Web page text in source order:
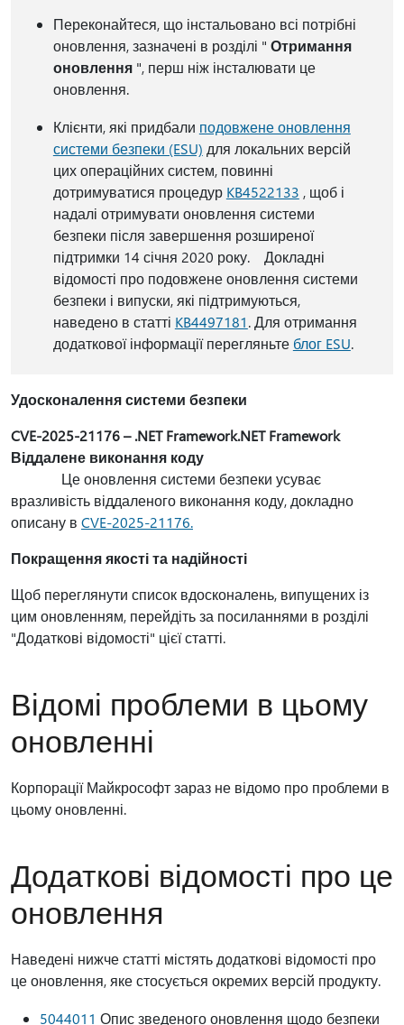
Переконайтеся, що інстальовано всі потрібні
оновлення, зазначені в розділі " Отримання
оновлення", перш ніж інсталювати це
оновлення.
Клієнти, які придбали подовжене оновлення
системи безпеки (ESU) для локальних версій
цих операційних систем, повинні
дотримуватися процедур KB4522133 , щоб і
надалі отримувати оновлення системи
безпеки після завершення розширеної
підтримки 14 січня 2020 року. Докладні
відомості про подовжене оновлення системи
безпеки і випуски, які підтримуються,
наведено в статті KB4497181. Для отримання
додаткової інформації перегляньте блог ESU.
Удосконалення системи безпеки
CVE-2025-21176 – .NET Framework.NET Framework
Віддалене виконання коду
Це оновлення системи безпеки усуває
вразливість віддаленого виконання коду, докладно
описану в CVE-2025-21176.
Покращення якості та надійності
Щоб переглянути список вдосконалень, випущених із
цим оновленням, перейдіть за посиланнями в розділі
"Додаткові відомості" цієї статті.
Відомі проблеми в цьому
оновленні
Корпорації Майкрософт зараз не відомо про проблеми в
цьому оновленні.
Додаткові відомості про це
оновлення
Наведені нижче статті містять додаткові відомості про
це оновлення, яке стосується окремих версій продукту.
5044011 Опис зведеного оновлення щодо безпеки